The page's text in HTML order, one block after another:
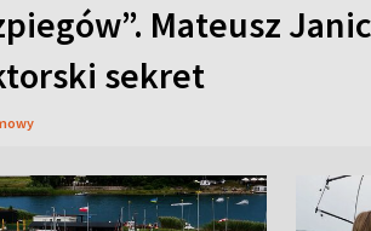
Mateusz
sekret